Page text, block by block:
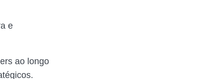
e
ao longo